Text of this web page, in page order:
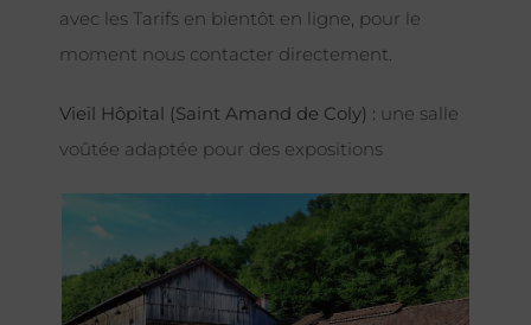
avec les Tarifs en bientôt en ligne, pour le
moment nous contacter directement.
Vieil Hôpital (Saint Amand de Coly) : une salle
voûtée adaptée pour des expositions